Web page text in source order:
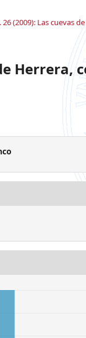
26 (2009): Las cuevas
Herrera,